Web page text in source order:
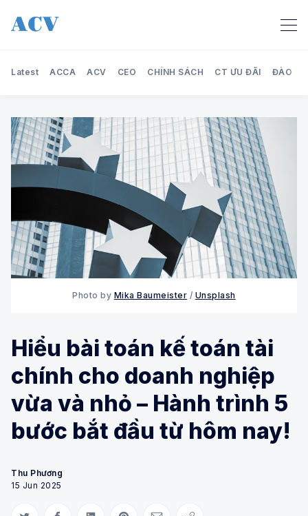
Search Audit Care Việt
Latest ACCA ACV CEO CHÍNH SÁCH CT ƯU ĐÃI ĐÀO
Photo by Mika Baumeister / Unsplash
Hiểu bài toán kế toán tài
chính cho doanh nghiệp
vừa và nhỏ – Hành trình 5
bước bắt đầu từ hôm nay!
Thu Phương
15 Jun 2025